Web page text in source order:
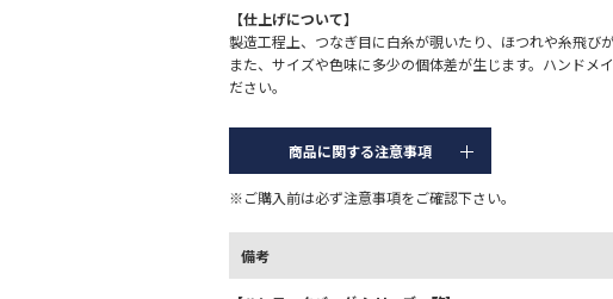
【仕上げについて】
製造工程上、つなぎ目に白糸が覗いたり、ほつれや糸飛び
また、サイズや色味に多少の個体差が生じます。ハンドメ
ださい。
商品に関する注意事項
※ご購入前は必ず注意事項をご確認下さい。
備考